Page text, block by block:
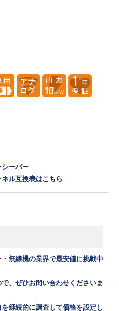
ーバー
ル互換表はこちら
無線機の業界で最安値に挑戦中
、ぜひお問い合わせくださいま
継続的に調査して価格を設定し